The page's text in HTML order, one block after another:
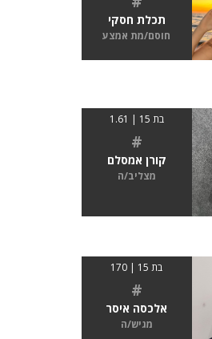
תכלת חסקי
חוסם/מת אמצע
בת 15 | 1.61
#
קורן אמסלם
מצליב/ה
בת 15 | 170
#
אלכסה איסר
מגיש/ה